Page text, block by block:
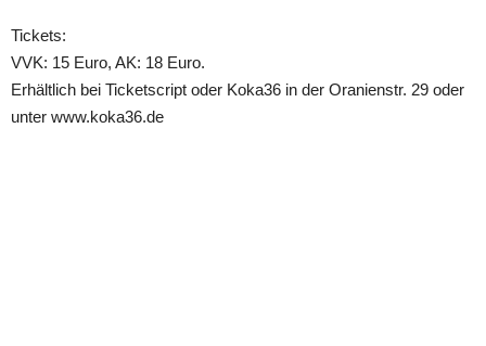
Tickets:
VVK: 15 Euro, AK: 18 Euro.
Erhältlich bei Ticketscript oder Koka36 in der Oranienstr. 29 oder
unter www.koka36.de